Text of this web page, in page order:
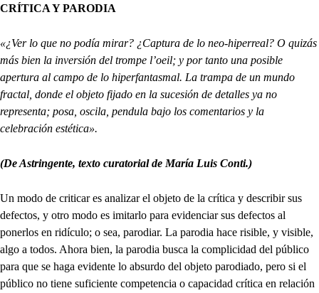
CRÍTICA Y PARODIA
«¿Ver lo que no podía mirar? ¿Captura de lo neo-hiperreal? O quizás
más bien la inversión del trompe l’oeil; y por tanto una posible
apertura al campo de lo hiperfantasmal. La trampa de un mundo
fractal, donde el objeto fijado en la sucesión de detalles ya no
representa; posa, oscila, pendula bajo los comentarios y la
celebración estética».
(De Astringente, texto curatorial de María Luis Conti.)
Un modo de criticar es analizar el objeto de la crítica y describir sus
defectos, y otro modo es imitarlo para evidenciar sus defectos al
ponerlos en ridículo; o sea, parodiar. La parodia hace risible, y visible,
algo a todos. Ahora bien, la parodia busca la complicidad del público
para que se haga evidente lo absurdo del objeto parodiado, pero si el
público no tiene suficiente competencia o capacidad crítica en relación